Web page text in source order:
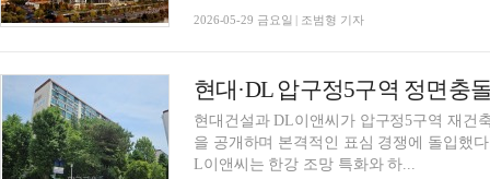
2026-05-29 금요일 | 조범형 기자
현대·DL 압구정5구역 정면충
현대건설과 DL이앤씨가 압구정5구역 재건
을 공개하며 본격적인 표심 경쟁에 돌입했
L이앤씨는 한강 조망 특화와 하...